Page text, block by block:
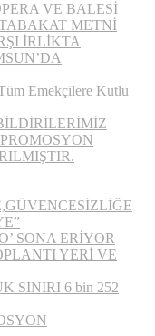
VE BALESİ
METNİ
İRLİKTA
Emekçilere Kutlu
SONA ERİYOR
YERİ VE
SINIRI 6 bin 252